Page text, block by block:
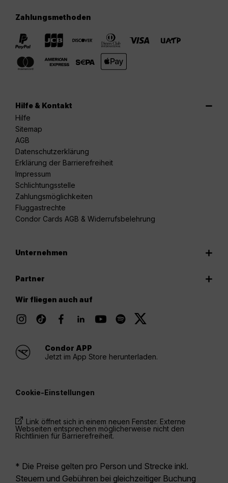
Zahlungsmethoden
Hilfe & Kontakt
Hilfe
Sitemap
AGB
Datenschutzerklärung
Erklärung der Barrierefreiheit
Impressum
Schlichtungsstelle
Zahlungsmöglichkeiten
Fluggastrechte
Condor Cards AGB & Widerrufsbelehrung
Unternehmen
Partner
Wir fliegen auch auf
Condor APP
Jetzt im App Store herunterladen.
Cookie-Einstellungen
Link öffnet sich in einem neuen Fenster. Externe
Webseiten entsprechen möglicherweise nicht den
Richtlinien für Barrierefreiheit.
* Die Preise gelten pro Person und Strecke inkl.
Steuern und Gebühren bei gleichzeitiger Buchung